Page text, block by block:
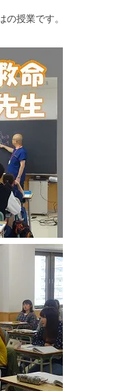
の授業です。